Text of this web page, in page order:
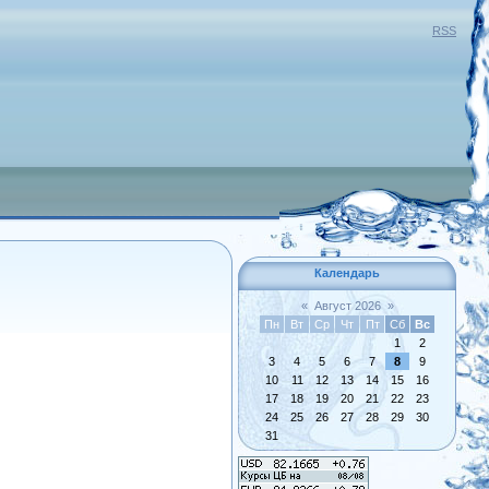
RSS
Календарь
« Август 2026 »
Пн
Вт Ср Чт Пт Сб
Вс
1
2
3
4 5 6 7 8
9
10
11 12 13 14 15
16
17
18 19 20 21 22
23
24
25 26 27 28 29
30
31